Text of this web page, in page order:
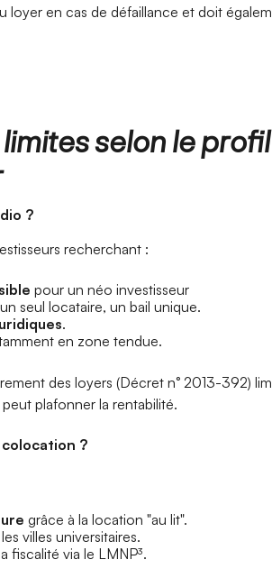
loyer en cas de défaillance et doit
selon le profil
?
recherchant :
pour un néo investisseur
seul locataire, un bail unique.
.
en zone tendue.
des loyers (Décret n° 2013-392)
plafonner la rentabilité.
?
grâce à la location "au lit".
villes universitaires.
fiscalité via le LMNP³.